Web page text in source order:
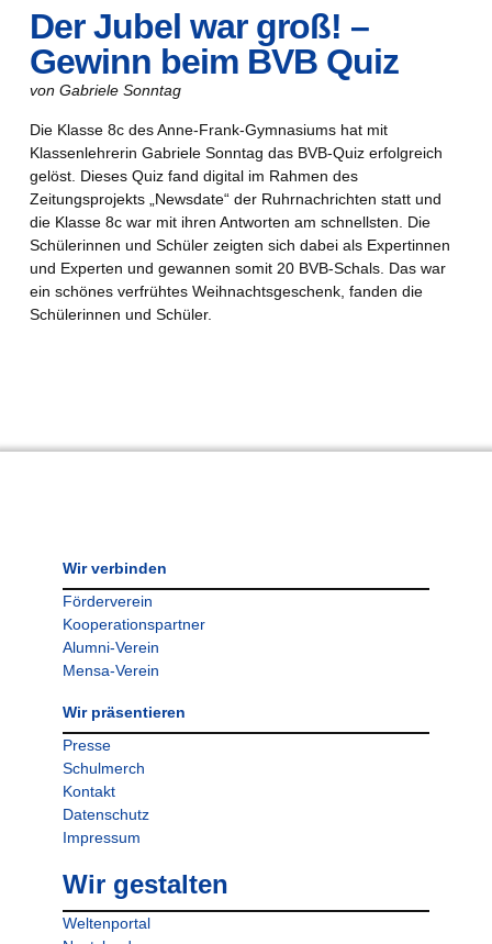
Der Jubel war groß! –
Gewinn beim BVB Quiz
von Gabriele Sonntag
Die Klasse 8c des Anne-Frank-Gymnasiums hat mit
Klassenlehrerin Gabriele Sonntag das BVB-Quiz erfolgreich
gelöst. Dieses Quiz fand digital im Rahmen des
Zeitungsprojekts „Newsdate“ der Ruhrnachrichten statt und
die Klasse 8c war mit ihren Antworten am schnellsten. Die
Schülerinnen und Schüler zeigten sich dabei als Expertinnen
und Experten und gewannen somit 20 BVB-Schals. Das war
ein schönes verfrühtes Weihnachtsgeschenk, fanden die
Schülerinnen und Schüler.
Wir verbinden
Förderverein
Kooperationspartner
Alumni-Verein
Mensa-Verein
Wir präsentieren
Presse
Schulmerch
Kontakt
Datenschutz
Impressum
Wir gestalten
Weltenportal